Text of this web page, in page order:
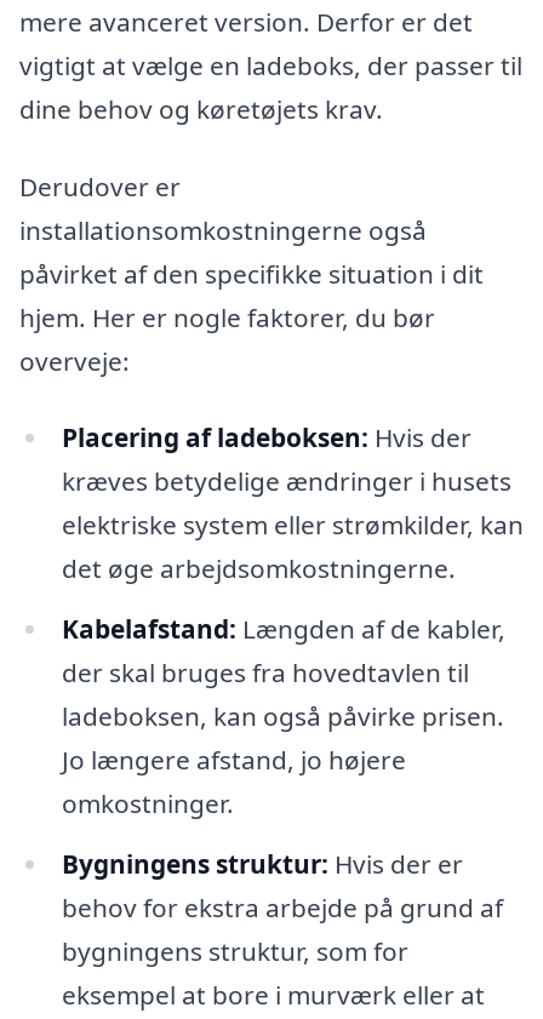
mere avanceret version. Derfor er det
vigtigt at vælge en ladeboks, der passer til
dine behov og køretøjets krav.
Derudover er
installationsomkostningerne også
påvirket af den specifikke situation i dit
hjem. Her er nogle faktorer, du bør
overveje:
Placering af ladeboksen: Hvis der
kræves betydelige ændringer i husets
elektriske system eller strømkilder, kan
det øge arbejdsomkostningerne.
Kabelafstand: Længden af de kabler,
der skal bruges fra hovedtavlen til
ladeboksen, kan også påvirke prisen.
Jo længere afstand, jo højere
omkostninger.
Bygningens struktur: Hvis der er
behov for ekstra arbejde på grund af
bygningens struktur, som for
eksempel at bore i murværk eller at